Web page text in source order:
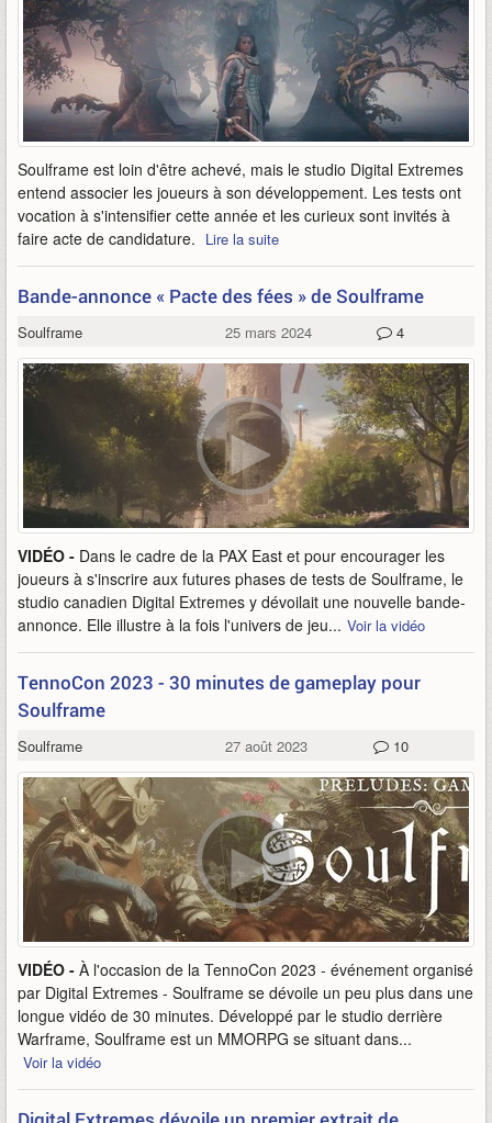
Soulframe est loin d'être achevé, mais le studio Digital Extremes
entend associer les joueurs à son développement. Les tests ont
vocation à s'intensifier cette année et les curieux sont invités à
faire acte de candidature. Lire la suite
Bande-annonce « Pacte des fées » de Soulframe
Soulframe 25 mars 2024 4
VIDÉO - Dans le cadre de la PAX East et pour encourager les
joueurs à s'inscrire aux futures phases de tests de Soulframe, le
studio canadien Digital Extremes y dévoilait une nouvelle bande-
annonce. Elle illustre à la fois l'univers de jeu... Voir la vidéo
TennoCon 2023 - 30 minutes de gameplay pour
Soulframe
Soulframe 27 août 2023 10
VIDÉO - À l'occasion de la TennoCon 2023 - événement organisé
par Digital Extremes - Soulframe se dévoile un peu plus dans une
longue vidéo de 30 minutes. Développé par le studio derrière
Warframe, Soulframe est un MMORPG se situant dans...
Voir la vidéo